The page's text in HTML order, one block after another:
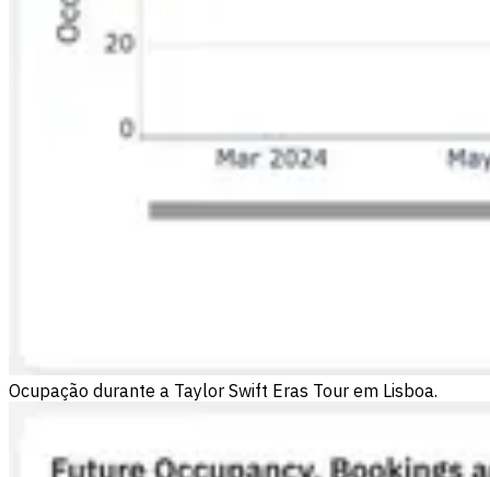
Ocupação durante a Taylor Swift Eras Tour em Lisboa.